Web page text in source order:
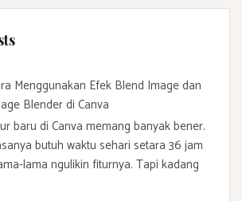
Menggunakan Efek Blend Image dan
Blender di Canva
baru di Canva memang banyak bener.
butuh waktu sehari setara 36 jam
lama ngulikin fiturnya. Tapi kadang